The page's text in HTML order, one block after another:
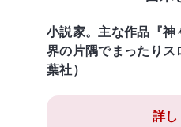
小説家。主な作品『神
界の片隅でまったりス
葉社）
詳し